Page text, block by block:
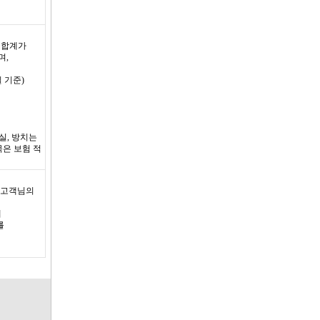
계가
,
기준)
, 방치는
보험 적
객님의